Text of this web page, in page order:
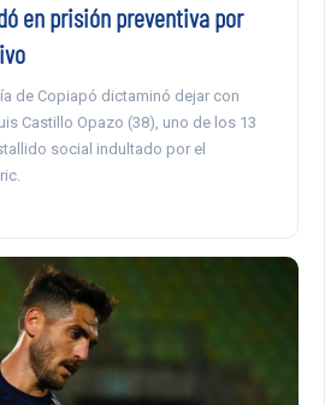
en prisión preventiva por
de Copiapó dictaminó dejar con
Castillo Opazo (38), uno de los 13
social indultado por el